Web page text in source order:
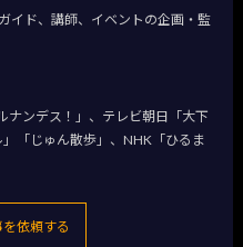
イド、講師、イベントの企画・監
ナンデス！」、テレビ朝日「大下
「じゅん散歩」、NHK「ひるま
依頼する